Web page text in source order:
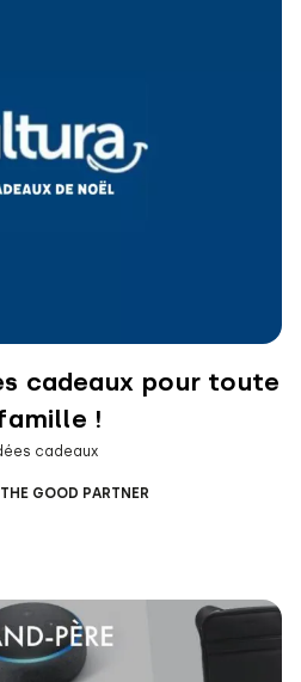
cadeaux pour toute
!
cadeaux
THE GOOD PARTNER